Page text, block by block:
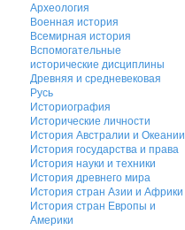
Археология
Военная история
Всемирная история
Вспомогательные
исторические дисциплины
Древняя и средневековая
Русь
Историография
Исторические личности
История Австралии и Океании
История государства и права
История науки и техники
История древнего мира
История стран Азии и Африки
История стран Европы и
Америки